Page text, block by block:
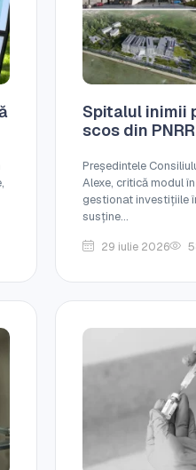
Spitalul inimii
scos din PNRR
Președintele
Alexe, critică modul
gestionat investițiile
susține...
29 iulie 2026